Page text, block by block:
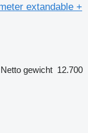
extandable +
Netto gewicht 12.700